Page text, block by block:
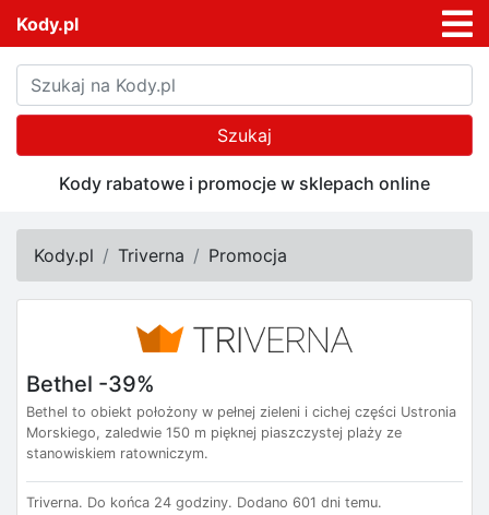
Kody.pl
Szukaj
Kody rabatowe i promocje w sklepach online
Kody.pl Triverna Promocja
Bethel -39%
Bethel to obiekt położony w pełnej zieleni i cichej części Ustronia
Morskiego, zaledwie 150 m pięknej piaszczystej plaży ze
stanowiskiem ratowniczym.
Triverna. Do końca 24 godziny. Dodano 601 dni temu.